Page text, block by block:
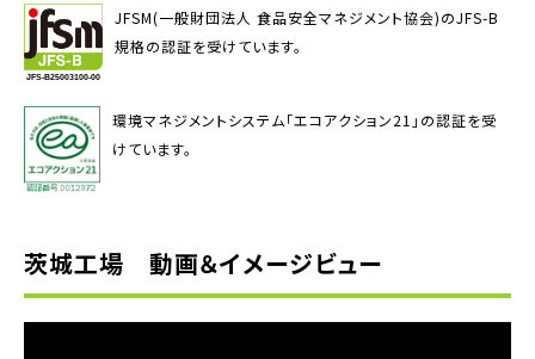
JFSM(一般財団法人 食品安全マネジメント協会)のJFS-B
規格の認証を受けています。
環境マネジメントシステム「エコアクション21」の認証を受
けています。
茨城工場 動画＆イメージビュー